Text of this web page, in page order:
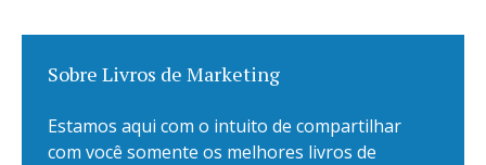
Sobre Livros de Marketing
Estamos aqui com o intuito de compartilhar
com você somente os melhores livros de